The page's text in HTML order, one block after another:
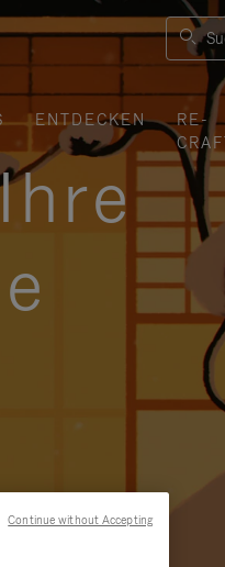
ENTDECKEN
RE-
Continue without Accepting